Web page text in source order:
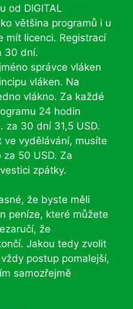
od DIGITAL
většina programů i u
mít licenci. Registrací
30 dní.
správce vláken
vláken. Na
vlákno. Za každé
24 hodin
za 30 dní 31,5 USD.
vydělávání, musíte
50 USD. Za
zpátky.
že byste měli
peníze, které můžete
že
Jakou tedy zvolit
postup pomalejší,
samozřejmě